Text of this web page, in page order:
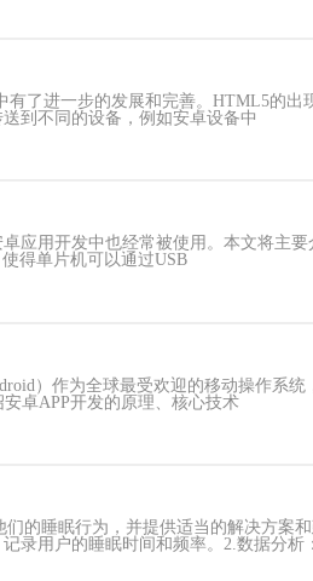
了进一步的发展和完善。HTML5的
到不同的设备，例如安卓设备中
应用开发中也经常被使用。本文将主
得单片机可以通过USB
）作为全球最受欢迎的移动操作系
卓APP开发的原理、核心技术
的睡眠行为，并提供适当的解决方案
录用户的睡眠时间和频率。2.数据分析